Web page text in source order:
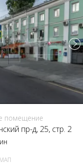
помещение
пр-д, 25, стр. 2
МАП